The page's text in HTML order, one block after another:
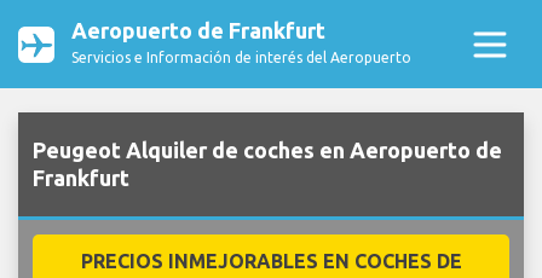
Aeropuerto de Frankfurt
Servicios e Información de interés del Aeropuerto
Peugeot Alquiler de coches en Aeropuerto de
Frankfurt
PRECIOS INMEJORABLES EN COCHES DE